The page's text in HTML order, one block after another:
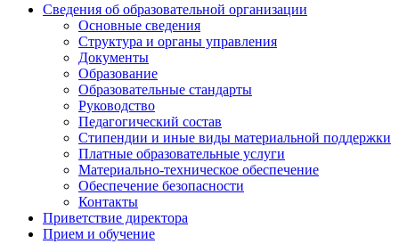
Сведения об образовательной организации
Основные сведения
Структура и органы управления
Документы
Образование
Образовательные стандарты
Руководство
Педагогический состав
Стипендии и иные виды материальной поддержки
Платные образовательные услуги
Материально-техническое обеспечение
Обеспечение безопасности
Контакты
Приветствие директора
Прием и обучение